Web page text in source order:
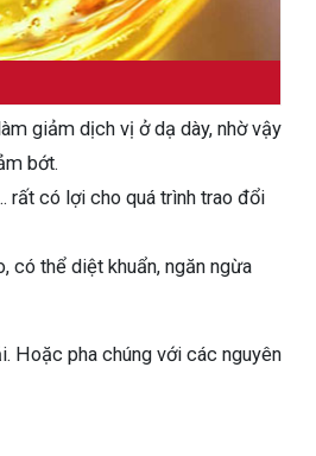
giảm dịch vị ở dạ dày, nhờ vậy
bớt.
rất có lợi cho quá trình trao đổi
có thể diệt khuẩn, ngăn ngừa
Hoặc pha chúng với các nguyên